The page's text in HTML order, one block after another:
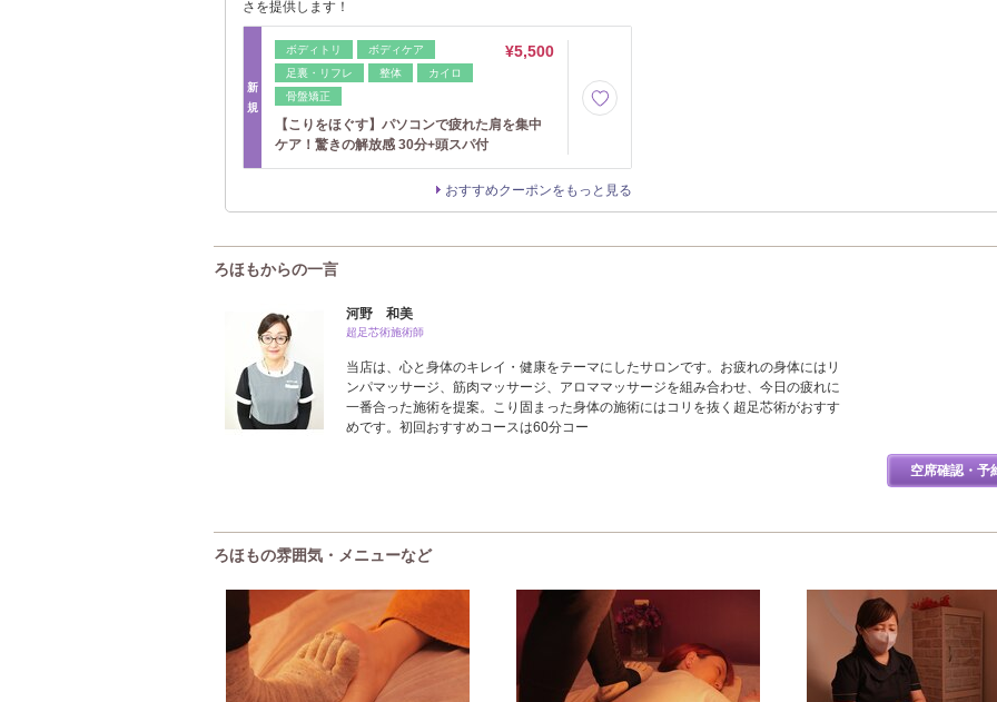
さを提供します！
新
規
ボディトリ
ボディケア
足裏・リフレ
整体
カイロ
骨盤矯正
¥5,500
【こりをほぐす】パソコンで疲れた肩を集中
ケア！驚きの解放感 30分+頭スパ付
おすすめクーポンをもっと見る
ろほもからの一言
河野 和美
超足芯術施術師
当店は、心と身体のキレイ・健康をテーマにしたサロンです。お疲れの身体にはリ
ンパマッサージ、筋肉マッサージ、アロママッサージを組み合わせ、今日の疲れに
一番合った施術を提案。こり固まった身体の施術にはコリを抜く超足芯術がおすす
めです。初回おすすめコースは60分コー
空席確認・予
ろほもの雰囲気・メニューなど